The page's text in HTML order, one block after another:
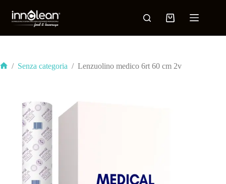
/ Senza categoria / Lenzuolino medico 6rt 60 cm 2v